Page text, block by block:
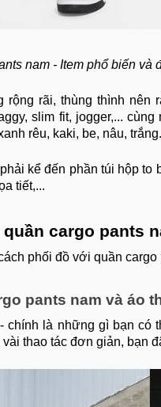
nam - Item phổ biến
rộng rãi, thùng thình nên
slim fit, jogger,...
rêu, kaki, be, nâu, trắng.
kể đến phần túi hộp
tiết,...
cargo pants
phối đồ với quần
pants nam và áo
chính là những gì bạn có
thao tác đơn giản, bạn